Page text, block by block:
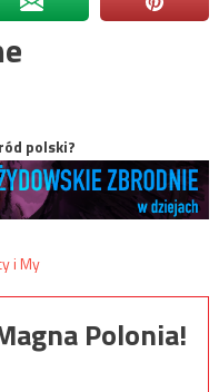
polski?
Polonia!